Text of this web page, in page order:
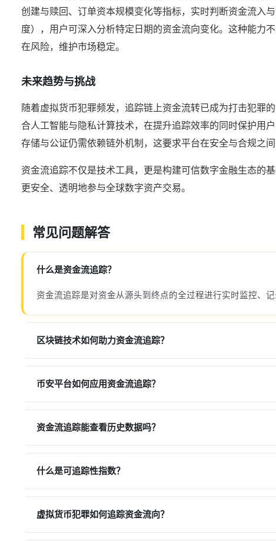
创建与赎回、订单资本规模变化等指标，实时判断资金流入
度），用户可深入分析特定日期的资金流向变化。这种能力
在风险，维护市场稳定。
未来趋势与挑战
随着虚拟货币犯罪频发，追踪链上资金流转已成为打击犯罪
合人工智能与隐私计算技术，在提升追踪效率的同时保护用
存储与公证仍需依赖链外机制，这要求平台在安全与合规之间
资金流追踪不仅是技术工具，更是构建可信数字金融生态的
更安全、透明地参与全球数字资产交易。
常见问题解答
什么是资金流追踪？
资金流追踪是对资金从源头到终点的全过程进行实时监控、
区块链技术如何助力资金流追踪？
币安平台如何应用资金流追踪？
资金流追踪能查看历史数据吗？
什么是可追踪性指数？
虚拟货币犯罪如何追踪资金流向？